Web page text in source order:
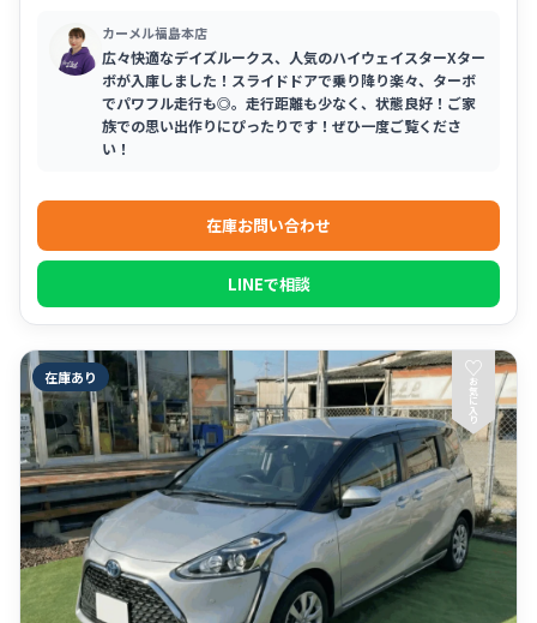
カーメル福島本店
広々快適なデイズルークス、人気のハイウェイスターXター
ボが入庫しました！スライドドアで乗り降り楽々、ターボ
でパワフル走行も◎。走行距離も少なく、状態良好！ご家
族での思い出作りにぴったりです！ぜひ一度ご覧くださ
い！
在庫お問い合わせ
LINEで相談
在庫あり ♡
お
気
に
入
り